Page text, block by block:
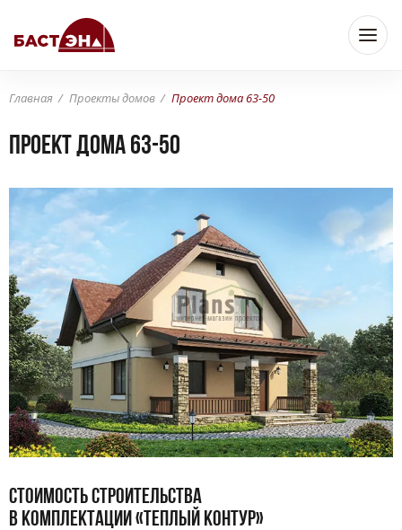
Главная Проекты домов Проект дома 63-50
Проект дома 63-50
СТОИМОСТЬ СТРОИТЕЛЬСТВА
В КОМПЛЕКТАЦИИ «ТЕПЛЫЙ КОНТУР»